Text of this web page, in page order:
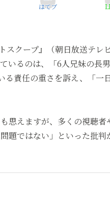
はてブ
スクープ』（朝日放送テレ
いるのは、「6人兄妹の長
責任の重さを訴え、「一
思えますが、多くの視聴
題ではない」といった批